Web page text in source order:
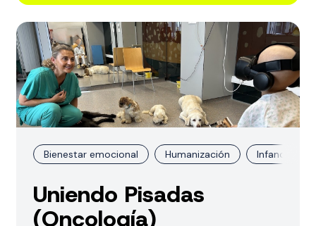
Uniendo Pisadas
(Oncología)
Bienestar emocional Humanización Infancia